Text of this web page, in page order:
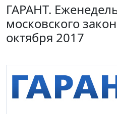
ГАРАНТ.
московского
октября 2017